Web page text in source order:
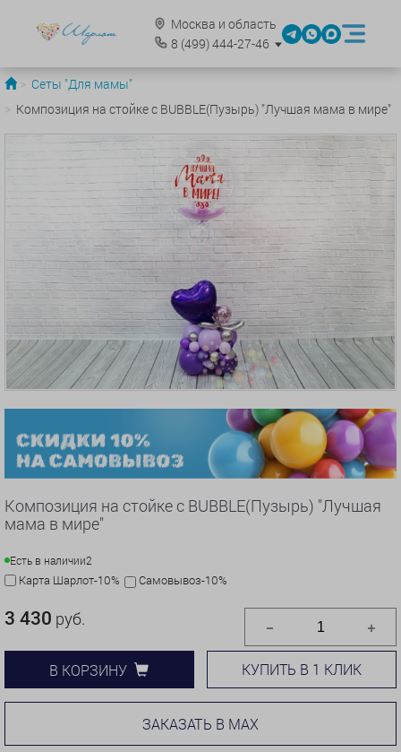
Москва и область
8 (499)444-27-46
Сеты "Для мамы"
Композиция на стойке с BUBBLE(Пузырь) "Лучшая мама в мире"
Композиция на стойке с BUBBLE(Пузырь) "Лучшая
мама в мире"
Есть в наличии2
Карта Шарлот-10% Самовывоз-10%
3 430 руб.
В КОРЗИНУ КУПИТЬ В 1 КЛИК
ЗАКАЗАТЬ В MAX